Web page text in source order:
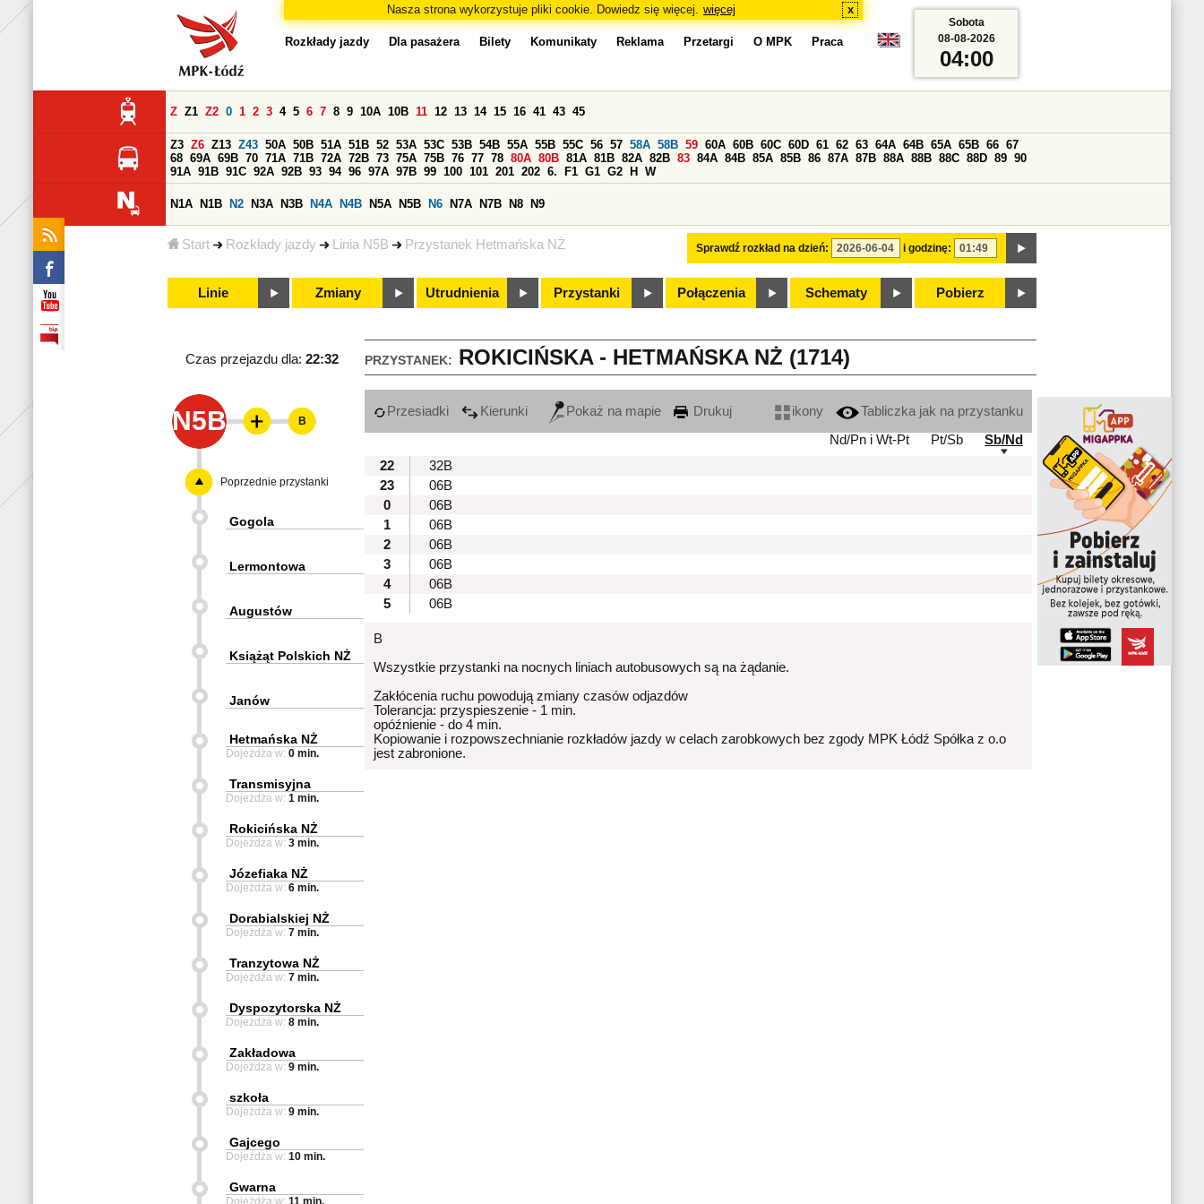
Nasza strona wykorzystuje pliki cookie. Dowiedz się więcej. więcej x
Start Rozkłady jazdy Linia N5B Przystanek Hetmańska NŻ
Rozkłady jazdy Dla pasażera Bilety Komunikaty Reklama Przetargi O MPK Praca
Sprawdź rozkład na dzień: i godzinę:
Z Z1 Z2 0 1 2 3 4 5 6 7 8 9 10A 10B 11 12 13 14 15 16 41 43 45
Z3 Z6 Z13 Z43 50A 50B 51A 51B 52 53A 53C 53B 54B 55A 55B 55C 56 57 58A 58B 59 60A 60B 60C 60D 61 62 63 64A 64B 65A 65B 66 67
68 69A 69B 70 71A 71B 72A 72B 73 75A 75B 76 77 78 80A 80B 81A 81B 82A 82B 83 84A 84B 85A 85B 86 87A 87B 88A 88B 88C 88D 89 90
91A 91B 91C 92A 92B 93 94 96 97A 97B 99 100 101 201 202 6. F1 G1 G2 H W
N1A N1B N2 N3A N3B N4A N4B N5A N5B N6 N7A N7B N8 N9
Linie Zmiany Utrudnienia Przystanki Połączenia Schematy Pobierz
Sobota
08-08-2026
04:00
PRZYSTANEK: ROKICIŃSKA - HETMAŃSKA NŻ (1714)
Czas przejazdu dla: 22:32
N5B Przesiadki Kierunki Pokaż na mapie Drukuj ikony
Tabliczka jak na przystanku
Nd/Pn i Wt-Pt
Pt/Sb
Sb/Nd
22
32B
23
06B
0
06B
1
06B
2
06B
3
06B
4
06B
5
06B
B
Wszystkie przystanki na nocnych liniach autobusowych są na żądanie.
Zakłócenia ruchu powodują zmiany czasów odjazdów
Tolerancja: przyspieszenie - 1 min.
opóźnienie - do 4 min.
Kopiowanie i rozpowszechnianie rozkładów jazdy w celach zarobkowych bez zgody MPK Łódź Spółka z o.o
jest zabronione.
B
Poprzednie przystanki
Gogola
Lermontowa
Augustów
Książąt Polskich NŻ
Janów
Hetmańska NŻ
Dojeżdża w: 0 min.
Transmisyjna
Dojeżdża w: 1 min.
Rokicińska NŻ
Dojeżdża w: 3 min.
Józefiaka NŻ
Dojeżdża w: 6 min.
Dorabialskiej NŻ
Dojeżdża w: 7 min.
Tranzytowa NŻ
Dojeżdża w: 7 min.
Dyspozytorska NŻ
Dojeżdża w: 8 min.
Zakładowa
Dojeżdża w: 9 min.
szkoła
Dojeżdża w: 9 min.
Gajcego
Dojeżdża w: 10 min.
Gwarna
Dojeżdża w: 11 min.